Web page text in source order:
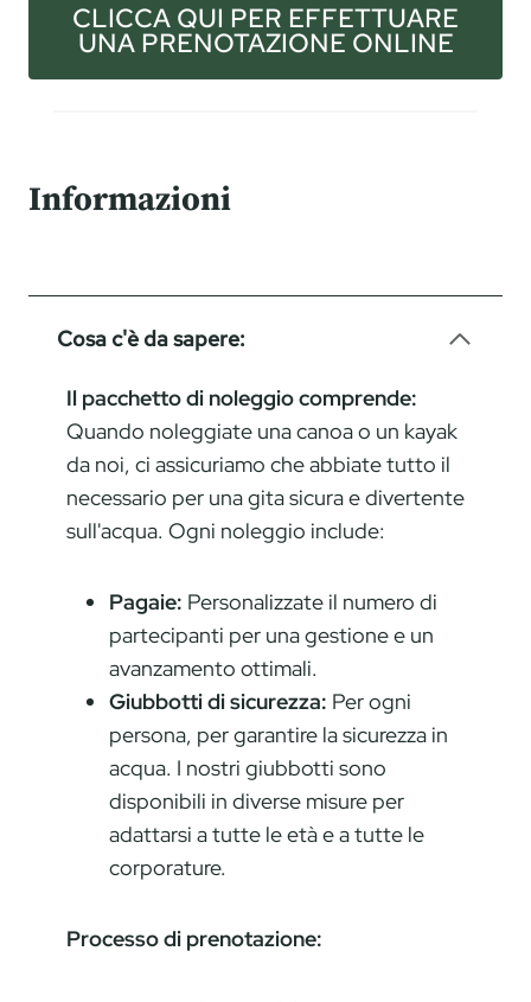
CLICCA QUI PER EFFETTUARE
UNA PRENOTAZIONE ONLINE
Informazioni
Cosa c'è da sapere:
Il pacchetto di noleggio comprende:
Quando noleggiate una canoa o un kayak
da noi, ci assicuriamo che abbiate tutto il
necessario per una gita sicura e divertente
sull'acqua. Ogni noleggio include:
Pagaie: Personalizzate il numero di
partecipanti per una gestione e un
avanzamento ottimali.
Giubbotti di sicurezza: Per ogni
persona, per garantire la sicurezza in
acqua. I nostri giubbotti sono
disponibili in diverse misure per
adattarsi a tutte le età e a tutte le
corporature.
Processo di prenotazione: